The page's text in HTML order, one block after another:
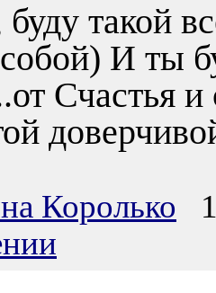
такой
И ты
Счастья
Королько